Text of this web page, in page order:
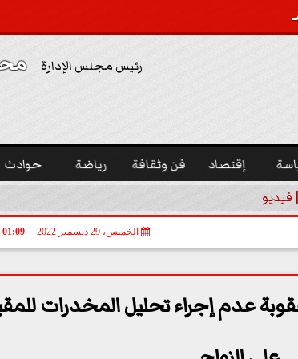
رئيس مجلس الإدارة
إقتصاد فن وثقافة رياضة حوادث
فيديو
الخميس، 29 ديسمبر 2022 01:09 مـ
عدم إجراء تحليل المخدرات